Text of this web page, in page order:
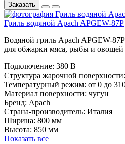
Заказать
Гриль водяной Apach APGEW-87P
Водяной гриль Apach APGEW-
для обжарки мяса, рыбы и овощей
Подключение: 380 В
Структура жарочной поверхности:
Температурный режим: от 0 до
Материал поверхности: чугун
Бренд: Apach
Страна-производитель: Италия
Ширина: 800 мм
Высота: 850 мм
Показать все